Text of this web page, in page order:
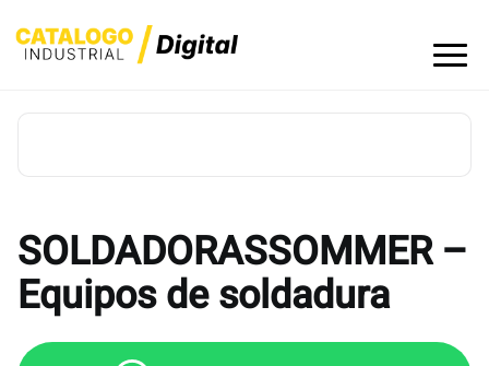
to
SOLDADORASSOMMER –
Equipos de soldadura